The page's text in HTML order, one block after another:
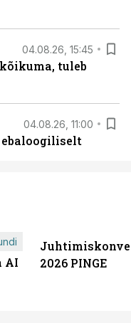
04.08.26, 15:45
tuleb
04.08.26, 11:00
AI
2026 PINGE